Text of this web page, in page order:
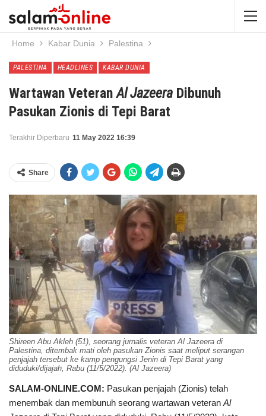
Home Kabar Dunia Palestina
PALESTINA HEADLINES KABAR DUNIA
Wartawan VeteranAl Jazeera Dibunuh
Pasukan Zionis di Tepi Barat
Terakhir Diperbaru 11 May 2022 16:39
Share
Shireen Abu Akleh (51), seorang jurnalis veteran Al Jazeera di
Palestina, ditembak mati oleh pasukan Zionis saat meliput serangan
penjajah tersebut ke kamp pengungsi Jenin di Tepi Barat yang
diduduki/dijajah, Rabu (11/5/2022). (Al Jazeera)
SALAM-ONLINE.COM: Pasukan penjajah (Zionis) telah
menembak dan membunuh seorang wartawan veteran Al